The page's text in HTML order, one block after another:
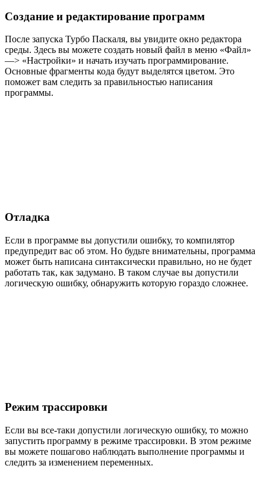
Создание и редактирование программ
После запуска Турбо Паскаля, вы увидите окно редактора
среды. Здесь вы можете создать новый файл в меню «Файл»
—> «Настройки» и начать изучать программирование.
Основные фрагменты кода будут выделятся цветом. Это
поможет вам следить за правильностью написания
программы.
Отладка
Если в программе вы допустили ошибку, то компилятор
предупредит вас об этом. Но будьте внимательны, программа
может быть написана синтаксически правильно, но не будет
работать так, как задумано. В таком случае вы допустили
логическую ошибку, обнаружить которую гораздо сложнее.
Режим трассировки
Если вы все-таки допустили логическую ошибку, то можно
запустить программу в режиме трассировки. В этом режиме
вы можете пошагово наблюдать выполнение программы и
следить за изменением переменных.